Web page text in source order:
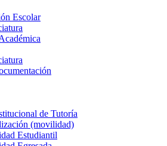
Escolar
de Tutoría
(movilidad)
Estudiantil